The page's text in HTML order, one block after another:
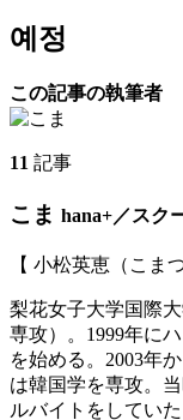
예정
この記事の執筆者
11 記事
こま hana+／スク
【 小松英恵（こま
梨花女子大学国際
専攻）。1999年に
を始める。2003年
は韓国学を専攻。
ルバイトをしてい